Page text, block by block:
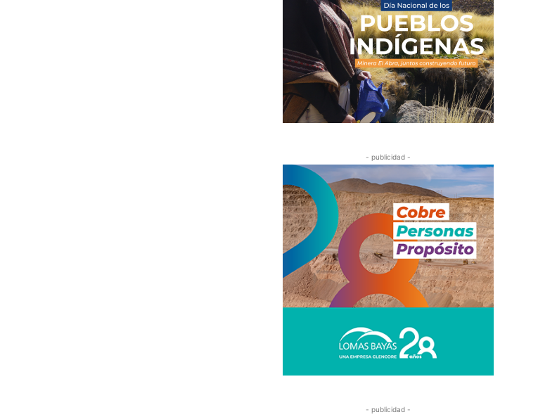
- publicidad -
- publicidad -